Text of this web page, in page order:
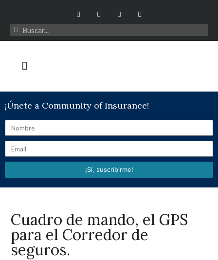
¡Únete a Community of Insurance!
¡Sí, suscribirme!
Cuadro de mando, el GPS
para el Corredor de
seguros.